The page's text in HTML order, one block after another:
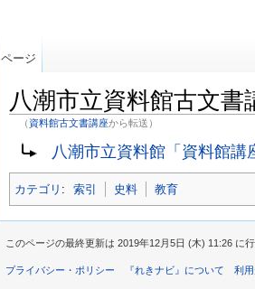
八潮市立資料館古文書
（ 資料館古文書講座から転送）
八潮市立資料館「資料館講
カテゴリ : 索引 史料 教育
ページ
このページの最終更新は 2019年12月5日 (木) 11:26 に
プライバシー・ポリシー 『れきナビ』について 利